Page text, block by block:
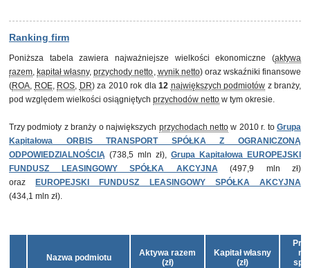
Ranking firm
Poniższa tabela zawiera najważniejsze wielkości ekonomiczne (aktywa
razem, kapitał własny,przychody netto, wynik netto) oraz wskaźniki finansowe
(ROA, ROE, ROS, DR) za 2010 rok dla 12 największych podmiotów z branży,
pod względem wielkości osiągniętych przychodów netto w tym okresie.
Trzy podmioty z branży o największych przychodach nettow 2010 r. toGrupa
Kapitałowa ORBIS TRANSPORT SPÓŁKA Z OGRANICZONĄ
ODPOWIEDZIALNOŚCIĄ (738,5 mln zł), Grupa Kapitałowa EUROPEJSKI
FUNDUSZ LEASINGOWY SPÓŁKA AKCYJNA(497,9 mln zł)
oraz
EUROPEJSKI FUNDUSZ LEASINGOWY SPÓŁKA AKCYJNA
(434,1 mln zł).
Nazwa podmiotu
Aktywa razem
(zł)
Kapitał własny
(zł)